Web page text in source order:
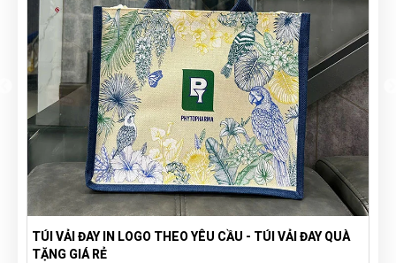
TÚI VẢI ĐAY IN LOGO THEO YÊU CẦU - TÚI VẢI ĐAY QUÀ
TẶNG GIÁ RẺ